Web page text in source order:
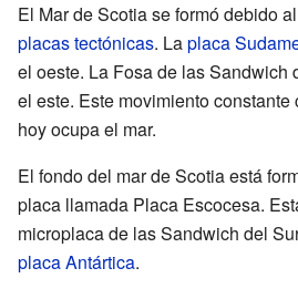
El Mar de Scotia se formó debido
placas tectónicas. Laplaca
el oeste. La Fosa de las Sandwich
el este. Este movimiento
hoy ocupa el mar.
El fondo del mar de Scotia está
placa llamada Placa Escocesa.
microplaca de las Sandwich del
placa Antártica.